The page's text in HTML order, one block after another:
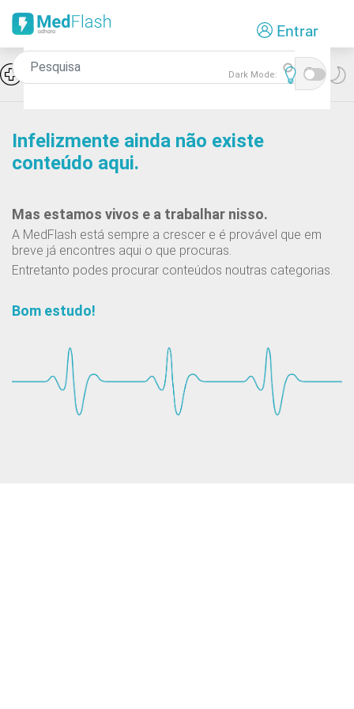
o
principal
Entrar
Icon Hiponatremia e SIADH Dark Mode:
Infelizmente ainda não existe
conteúdo aqui.
Mas estamos vivos e a trabalhar nisso.
A MedFlash está sempre a crescer e é provável que em
breve já encontres aqui o que procuras.
Entretanto podes procurar conteúdos noutras categorias.
Bom estudo!